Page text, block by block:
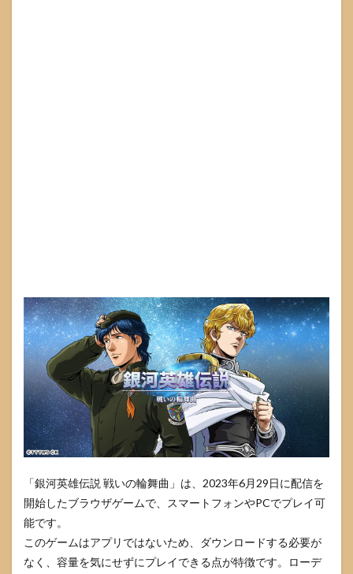
「銀河英雄伝説 戦いの輪舞曲」は、2023年6月29日に配信を
開始したブラウザゲームで、スマートフォンやPCでプレイ可
能です。
このゲームはアプリではないため、ダウンロードする必要が
なく、容量を気にせずにプレイできる点が特徴です。ローデ